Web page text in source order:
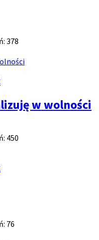
378
w wolności
450
76